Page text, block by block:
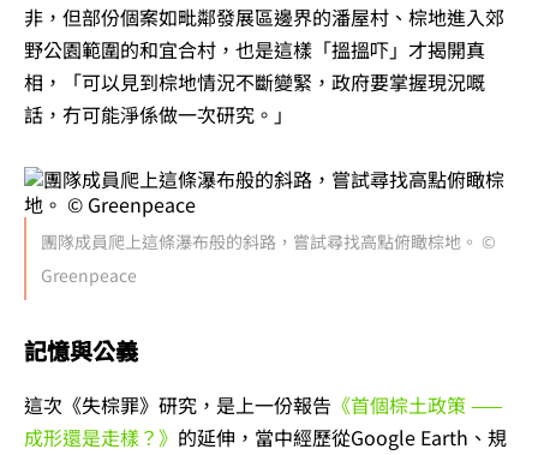
非，但部份個案如毗鄰發展區邊界的潘屋村、棕地進入郊
野公園範圍的和宜合村，也是這樣「搵搵吓」才揭開真
相，「可以見到棕地情況不斷變緊，政府要掌握現況嘅
話，冇可能淨係做一次研究。」
團隊成員爬上這條瀑布般的斜路，嘗試尋找高點俯瞰棕地。 ©
Greenpeace
記憶與公義
這次《失棕罪》研究，是上一份報告 《首個棕土政策 ——
成形還是走樣？》 的延伸，當中經歷從Google Earth、規